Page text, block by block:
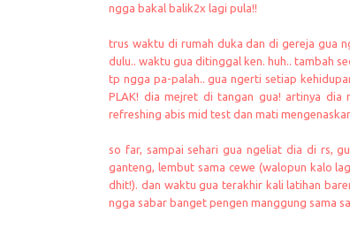
ngga bakal balik2x lagi pula!!
trus waktu di rumah duka dan di gereja gua
dulu.. waktu gua ditinggal ken. huh.. tambah
tp ngga pa-palah.. gua ngerti setiap
PLAK! dia mejret di tangan gua! artinya dia
refreshing abis mid test dan mati
so far, sampai sehari gua ngeliat dia di rs,
ganteng, lembut sama cewe (walopun kalo
dhit!). dan waktu gua terakhir kali latihan
ngga sabar banget pengen manggung sama